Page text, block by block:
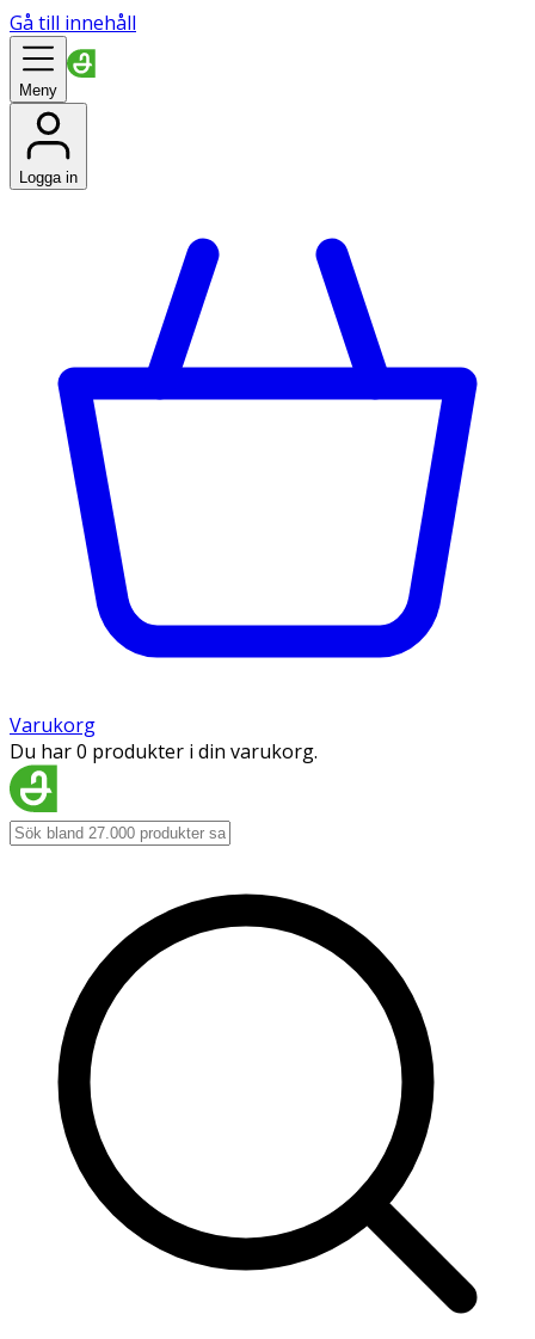
Gå till innehåll
Meny
Logga in
Varukorg
Du har 0 produkter i din varukorg.